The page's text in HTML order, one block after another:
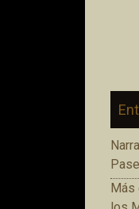
Más